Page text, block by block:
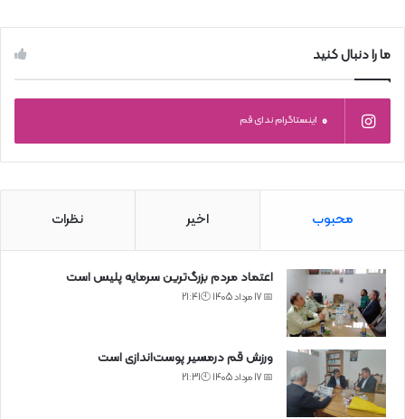
ما را دنبال کنید
0 اینستاگرام ندای قم
محبوب اخیر نظرات
اعتماد مردم بزرگ‌ترین سرمایه پلیس است
📅 17 مرداد 1405 🕙21:41
ورزش قم درمسیر پوست‌اندازی است
📅 17 مرداد 1405 🕙21:31